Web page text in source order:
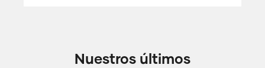
Nuestros últimos